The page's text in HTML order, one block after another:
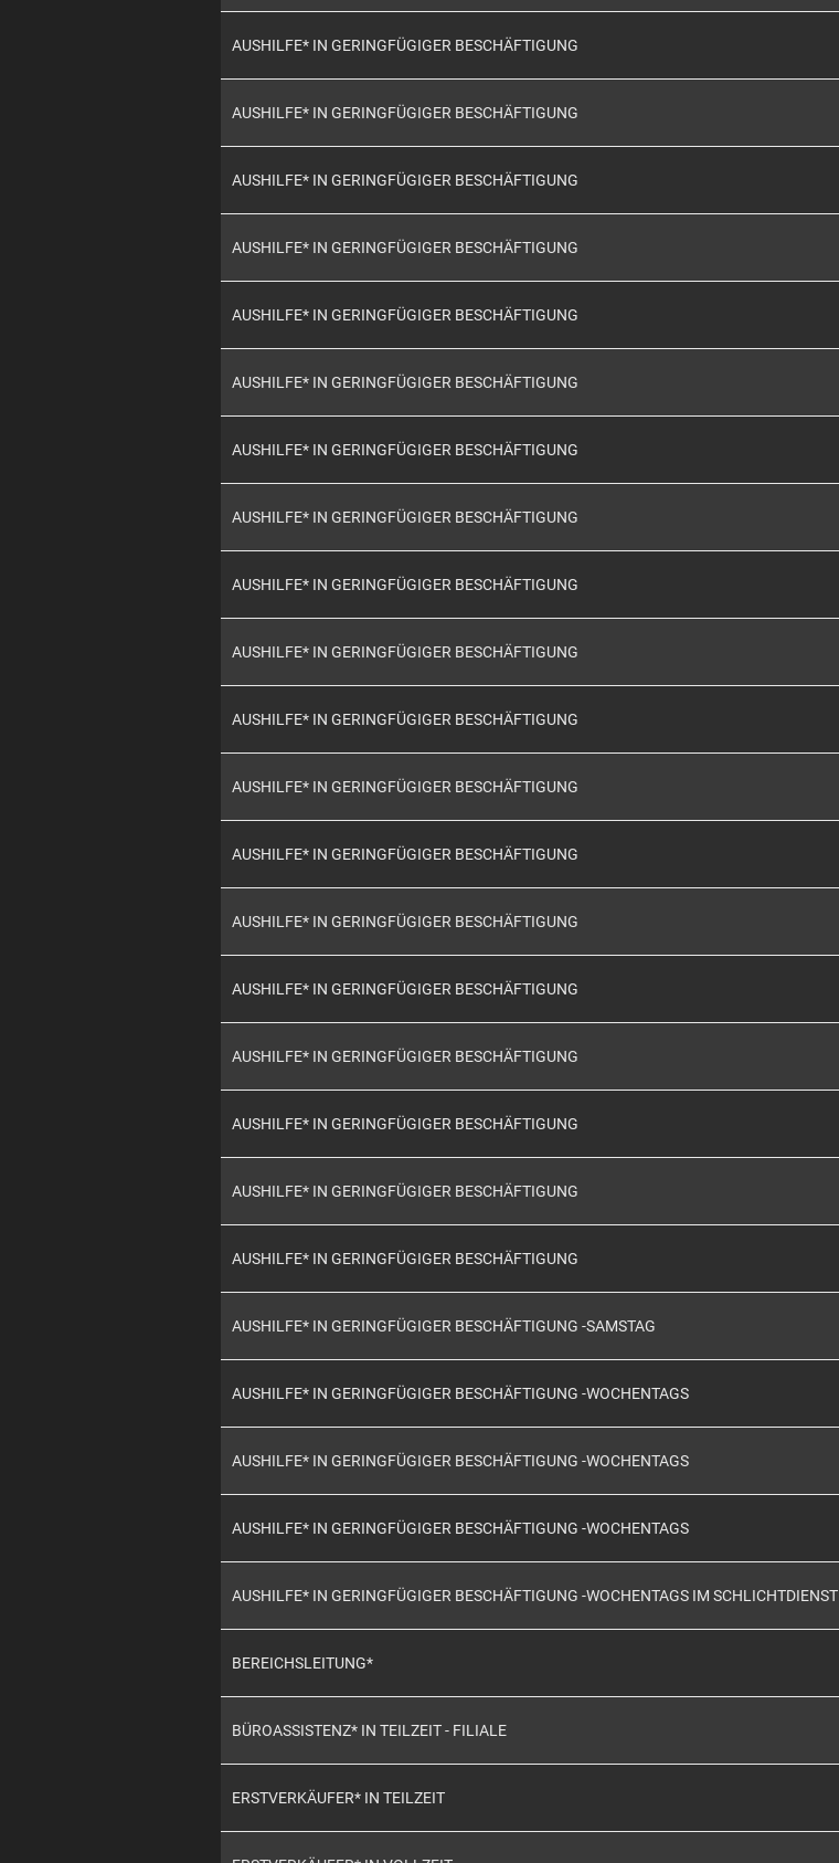
AUSHILFE* IN GERINGFÜGIGER BESCHÄFTIGUNG
AUSHILFE* IN GERINGFÜGIGER BESCHÄFTIGUNG
AUSHILFE* IN GERINGFÜGIGER BESCHÄFTIGUNG
AUSHILFE* IN GERINGFÜGIGER BESCHÄFTIGUNG
AUSHILFE* IN GERINGFÜGIGER BESCHÄFTIGUNG
AUSHILFE* IN GERINGFÜGIGER BESCHÄFTIGUNG
AUSHILFE* IN GERINGFÜGIGER BESCHÄFTIGUNG
AUSHILFE* IN GERINGFÜGIGER BESCHÄFTIGUNG
AUSHILFE* IN GERINGFÜGIGER BESCHÄFTIGUNG
AUSHILFE* IN GERINGFÜGIGER BESCHÄFTIGUNG
AUSHILFE* IN GERINGFÜGIGER BESCHÄFTIGUNG
AUSHILFE* IN GERINGFÜGIGER BESCHÄFTIGUNG
AUSHILFE* IN GERINGFÜGIGER BESCHÄFTIGUNG
AUSHILFE* IN GERINGFÜGIGER BESCHÄFTIGUNG
AUSHILFE* IN GERINGFÜGIGER BESCHÄFTIGUNG
AUSHILFE* IN GERINGFÜGIGER BESCHÄFTIGUNG
AUSHILFE* IN GERINGFÜGIGER BESCHÄFTIGUNG
AUSHILFE* IN GERINGFÜGIGER BESCHÄFTIGUNG
AUSHILFE* IN GERINGFÜGIGER BESCHÄFTIGUNG
AUSHILFE* IN GERINGFÜGIGER BESCHÄFTIGUNG -SAMSTAG
AUSHILFE* IN GERINGFÜGIGER BESCHÄFTIGUNG -WOCHENTAGS
AUSHILFE* IN GERINGFÜGIGER BESCHÄFTIGUNG -WOCHENTAGS
AUSHILFE* IN GERINGFÜGIGER BESCHÄFTIGUNG -WOCHENTAGS
AUSHILFE* IN GERINGFÜGIGER BESCHÄFTIGUNG -WOCHENTAGS IM SCHLICHTDIENST
BEREICHSLEITUNG*
BÜROASSISTENZ* IN TEILZEIT - FILIALE
ERSTVERKÄUFER* IN TEILZEIT